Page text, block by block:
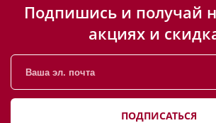
Подпишись и получай
акциях и
ПОДПИСАТЬСЯ